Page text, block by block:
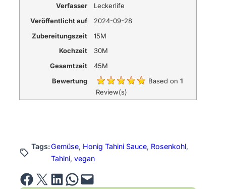
Verfasser
Leckerlife
Veröffentlicht auf
2024-09-28
Zubereitungszeit
15M
Kochzeit
30M
Gesamtzeit
45M
Bewertung
Based on 1
Review(s)
Tags:Gemüse, Honig Tahini Sauce, Rosenkohl
Tahini, vegan
Share on Facebook Email this Page Share on LinkedIn Share on WhatsApp Email this Page